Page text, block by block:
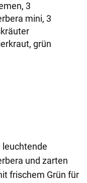
3
mini, 3
grün
leuchtende
und zarten
frischem Grün für